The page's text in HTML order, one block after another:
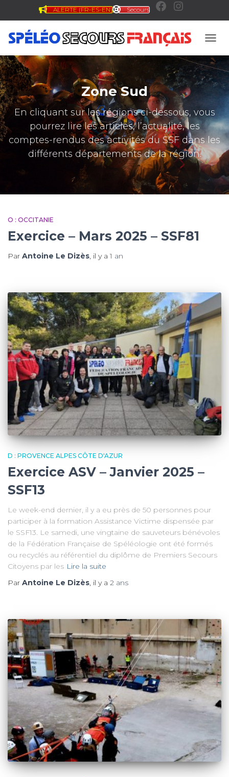
ALERTE (FR-ES-EN) Secours
F
c
e
b
o
o
I
s
t
a
g
r
Zone Sud
En cliquant sur les régions ci-dessous, vous
pourrez lire les articles, l’actualité, les
comptes-rendus des activités du SSF dans les
différents départements de la région.
O : OCCITANIE
Exercice – Mars 2025 – SSF81
Par Antoine Le Dizès, il y a1 an
D : PROVENCE ALPES CÔTE D'AZUR
Exercice ASV – Janvier 2025 –
SSF13
Le week-end dernier, il y a eu près de 50 personnes pour
participer à la formation Assistance Victime dispensée par
le SSF13. Le samedi, une vingtaine de sauveteurs bénévoles
de la Fédération Française de Spéléologie ont été formés
ou recyclés au référentiel du diplôme de Premiers Secours
Citoyens par les Lire la suite
Par Antoine Le Dizès, il y a 2 ans